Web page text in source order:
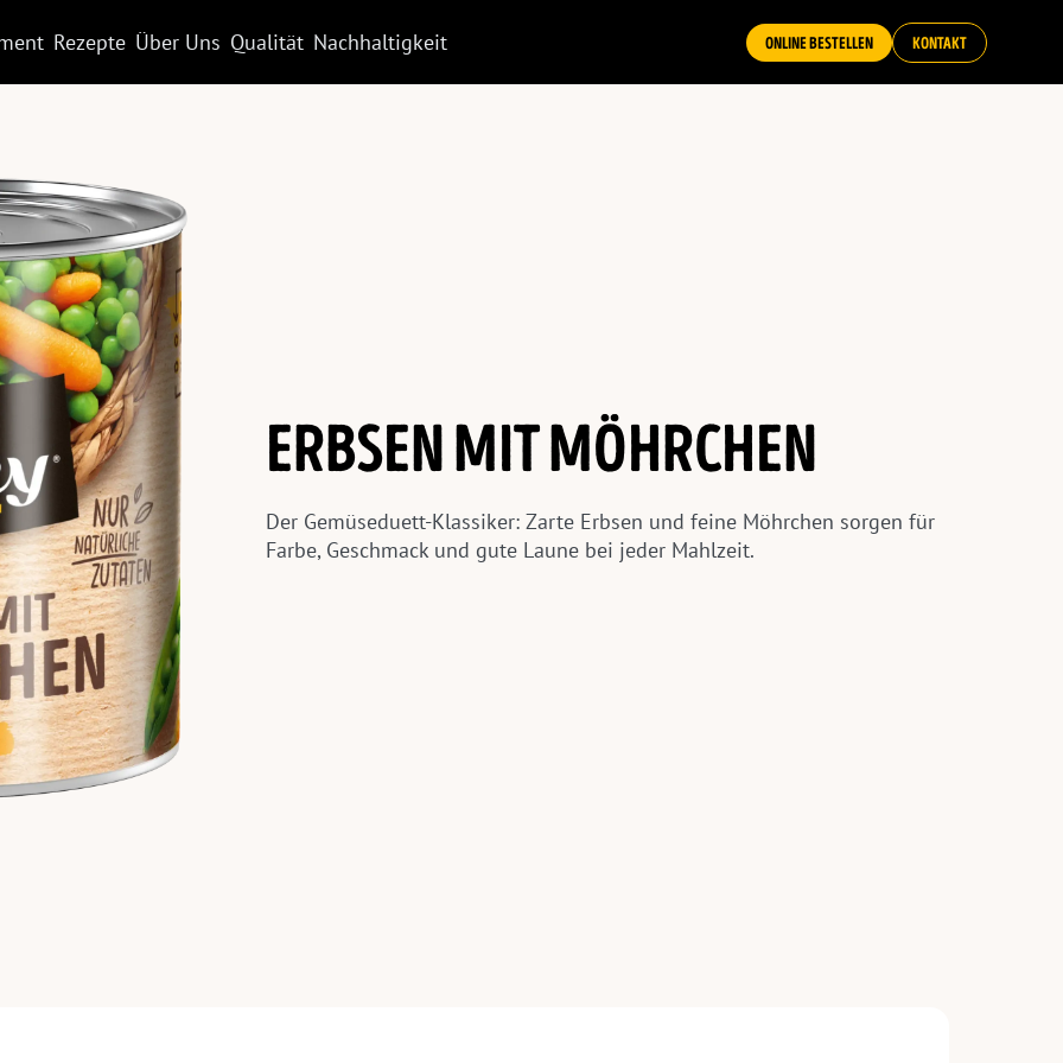
Rezepte Über Uns Qualität Nachhaltigkeit ONLINE BESTELLEN KONTAKT
ERBSEN MIT MÖHRCHEN
Der Gemüseduett-Klassiker: Zarte Erbsen und feine Möhrchen sorgen für
Farbe, Geschmack und gute Laune bei jeder Mahlzeit.